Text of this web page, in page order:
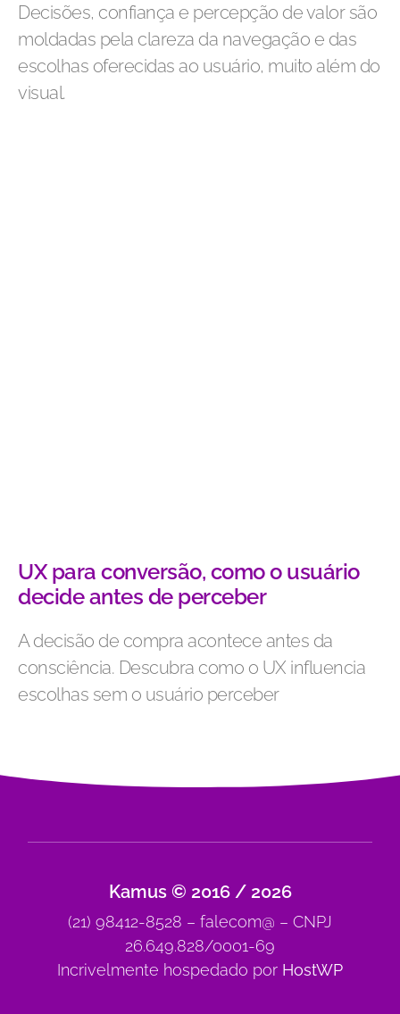
Decisões, confiança e percepção de valor são
moldadas pela clareza da navegação e das
escolhas oferecidas ao usuário, muito além do
visual.
UX para conversão, como o usuário
decide antes de perceber
A decisão de compra acontece antes da
consciência. Descubra como o UX influencia
escolhas sem o usuário perceber
Kamus © 2016 / 2026
(21) 98412-8528 – falecom@ – CNPJ
26.649.828/0001-69
Incrivelmente hospedado por HostWP